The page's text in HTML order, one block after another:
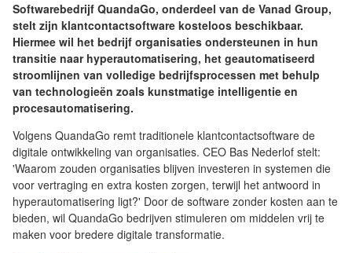
Softwarebedrijf QuandaGo, onderdeel van de Vanad Group,
stelt zijn klantcontactsoftware kosteloos beschikbaar.
Hiermee wil het bedrijf organisaties ondersteunen in hun
transitie naar hyperautomatisering, het geautomatiseerd
stroomlijnen van volledige bedrijfsprocessen met behulp
van technologieën zoals kunstmatige intelligentie en
procesautomatisering.
Volgens QuandaGo remt traditionele klantcontactsoftware de
digitale ontwikkeling van organisaties. CEO Bas Nederlof stelt:
'Waarom zouden organisaties blijven investeren in systemen die
voor vertraging en extra kosten zorgen, terwijl het antwoord in
hyperautomatisering ligt?' Door de software zonder kosten aan te
bieden, wil QuandaGo bedrijven stimuleren om middelen vrij te
maken voor bredere digitale transformatie.